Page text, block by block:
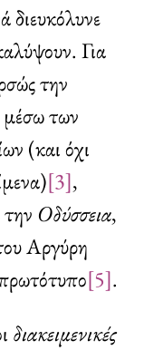
διευκόλυνε
Για
την
των
(και όχι
[3],
Οδύσσεια,
Αργύρη
[5].
διακειμενικές